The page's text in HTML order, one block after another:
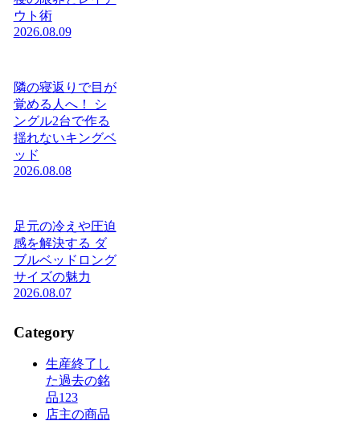
ウト術
2026.08.09
隣の寝返りで目が
覚める人へ！ シ
ングル2台で作る
揺れないキングベ
ッド
2026.08.08
足元の冷えや圧迫
感を解決する ダ
ブルベッドロング
サイズの魅力
2026.08.07
Category
生産終了し
た過去の銘
品123
店主の商品